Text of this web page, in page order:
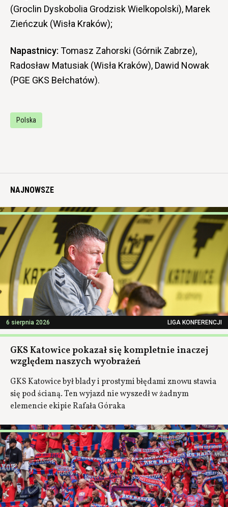
(Groclin Dyskobolia Grodzisk Wielkopolski), Marek
Zieńczuk (Wisła Kraków);
Napastnicy: Tomasz Zahorski (Górnik Zabrze),
Radosław Matusiak (Wisła Kraków), Dawid Nowak
(PGE GKS Bełchatów).
Polska
NAJNOWSZE
6 sierpnia 2026 LIGA KONFERENCJI
GKS Katowice pokazał się kompletnie inaczej
względem naszych wyobrażeń
GKS Katowice był blady i prostymi błędami znowu stawia
się pod ścianą. Ten wyjazd nie wyszedł w żadnym
elemencie ekipie Rafała Góraka